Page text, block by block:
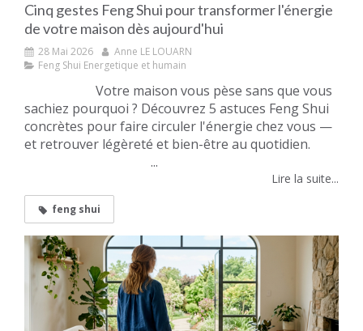
Cinq gestes Feng Shui pour transformer l'énergie
de votre maison dès aujourd'hui
28 Mai 2026
Anne LE LOUARN
Feng Shui Energetique et humain
Votre maison vous pèse sans que vous
sachiez pourquoi ? Découvrez 5 astuces Feng Shui
concrètes pour faire circuler l'énergie chez vous —
et retrouver légèreté et bien-être au quotidien.
...
Lire la suite...
feng shui